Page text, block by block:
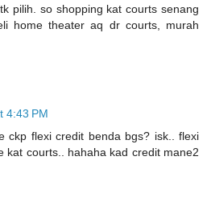
pilih. so shopping kat courts senang
home theater aq dr courts, murah
4:43 PM
ckp flexi credit benda bgs? isk.. flexi
kat courts.. hahaha kad credit mane2